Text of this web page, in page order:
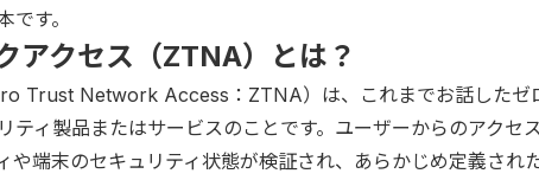
す。
アクセス（ZTNA）とは？
Trust Network Access：ZTNA）は、これまでお話したゼ
ティ製品またはサービスのことです。ユーザーからのアクセ
や端末のセキュリティ状態が検証され、あらかじめ定義され